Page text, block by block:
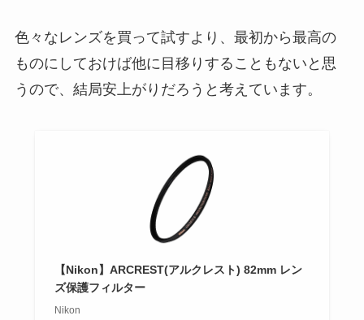
色々なレンズを買って試すより、最初から最高の
ものにしておけば他に目移りすることもないと思
うので、結局安上がりだろうと考えています。
【Nikon】ARCREST(アルクレスト) 82mm レン
ズ保護フィルター
Nikon